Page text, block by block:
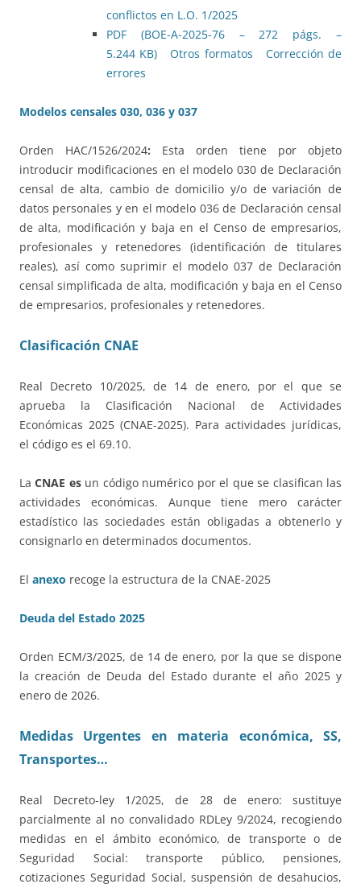
conflictos en L.O. 1/2025
PDF (BOE-A-2025-76 – 272 págs. –
5.244 KB)
Otros formatos
Corrección de
errores
Modelos censales 030, 036 y 037
Orden HAC/1526/2024: Esta orden tiene por objeto
introducir modificaciones en el modelo 030 de Declaración
censal de alta, cambio de domicilio y/o de variación de
datos personales y en el modelo 036 de Declaración censal
de alta, modificación y baja en el Censo de empresarios,
profesionales y retenedores (identificación de titulares
reales), así como suprimir el modelo 037 de Declaración
censal simplificada de alta, modificación y baja en el Censo
de empresarios, profesionales y retenedores.
Clasificación CNAE
Real Decreto 10/2025, de 14 de enero, por el que se
aprueba la Clasificación Nacional de Actividades
Económicas 2025 (CNAE-2025). Para actividades jurídicas,
el código es el 69.10.
LaCNAE esun código numérico por el que se clasifican las
actividades económicas. Aunque tiene mero carácter
estadístico las sociedades están obligadas a obtenerlo y
consignarlo en determinados documentos.
El anexo recoge la estructura de la CNAE-2025
Deuda del Estado 2025
Orden ECM/3/2025, de 14 de enero, por la que se dispone
la creación de Deuda del Estado durante el año 2025 y
enero de 2026.
Medidas Urgentes en materia económica, SS,
Transportes…
Real Decreto-ley 1/2025, de 28 de enero: sustituye
parcialmente al no convalidado RDLey 9/2024, recogiendo
medidas en el ámbito económico, de transporte o de
Seguridad Social: transporte público, pensiones,
cotizaciones Seguridad Social, suspensión de desahucios,